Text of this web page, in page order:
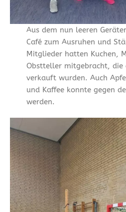
Aus dem nun leeren
Café zum Ausruhen und
Mitglieder hatten Kuchen,
Obstteller mitgebracht, die
verkauft wurden. Auch
und Kaffee konnte gegen
werden.